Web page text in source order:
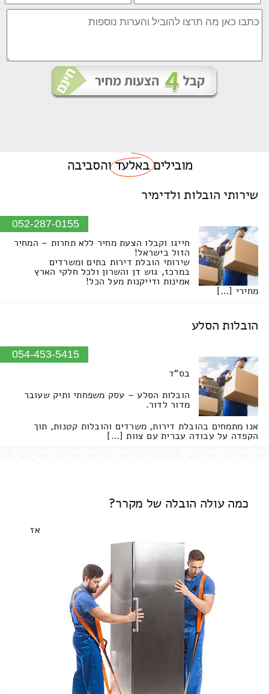
מוביליםבאלעדוהסביבה
שירותי הובלות ולדימיר
052-287-0155
חייגו וקבלו הצעת מחיר ללא תחרות – המחיר
הזול בישראל!
שירותי הובלת דירות בתים ומשרדים
במרכז, גוש דן והשרון ולכל חלקי הארץ
אמינות ודייקנות מעל הכל!
מחירי […]
הובלות הסלע
054-453-5415
בס"ד
הובלות הסלע – עסק משפחתי ותיק שעובר
מדור לדור.
אנו מתמחים בהובלת דירות, משרדים והובלות קטנות, תוך
הקפדה על עבודה עברית עם צוות […]
כמה עולה הובלה של מקרר?
אז